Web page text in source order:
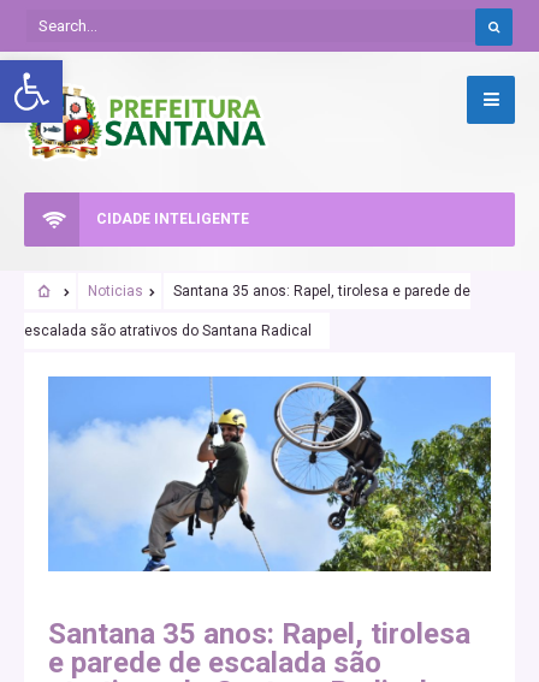
Abrir a barra de ferramentas
CIDADE INTELIGENTE
Noticias Santana 35 anos: Rapel, tirolesa e parede de
escalada são atrativos do Santana Radical
Santana 35 anos: Rapel, tirolesa
e parede de escalada são